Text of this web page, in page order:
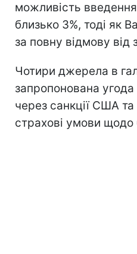
можливість введення
близько 3%, тоді як
за повну відмову від
Чотири джерела в
запропонована
через санкції США
страхові умови щодо